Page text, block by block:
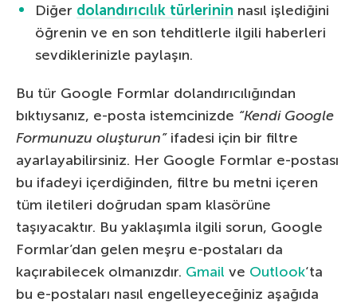
Diğer dolandırıcılık türlerinin nasıl işlediğini
öğrenin ve en son tehditlerle ilgili haberleri
sevdiklerinizle paylaşın.
Bu tür Google Formlar dolandırıcılığından
bıktıysanız, e-posta istemcinizde “Kendi Google
Formunuzu oluşturun”ifadesi için bir filtre
ayarlayabilirsiniz. Her Google Formlar e-postası
bu ifadeyi içerdiğinden, filtre bu metni içeren
tüm iletileri doğrudan spam klasörüne
taşıyacaktır. Bu yaklaşımla ilgili sorun, Google
Formlar’dan gelen meşru e-postaları da
kaçırabilecek olmanızdır. Gmail ve Outlook‘ta
bu e-postaları nasıl engelleyeceğiniz aşağıda